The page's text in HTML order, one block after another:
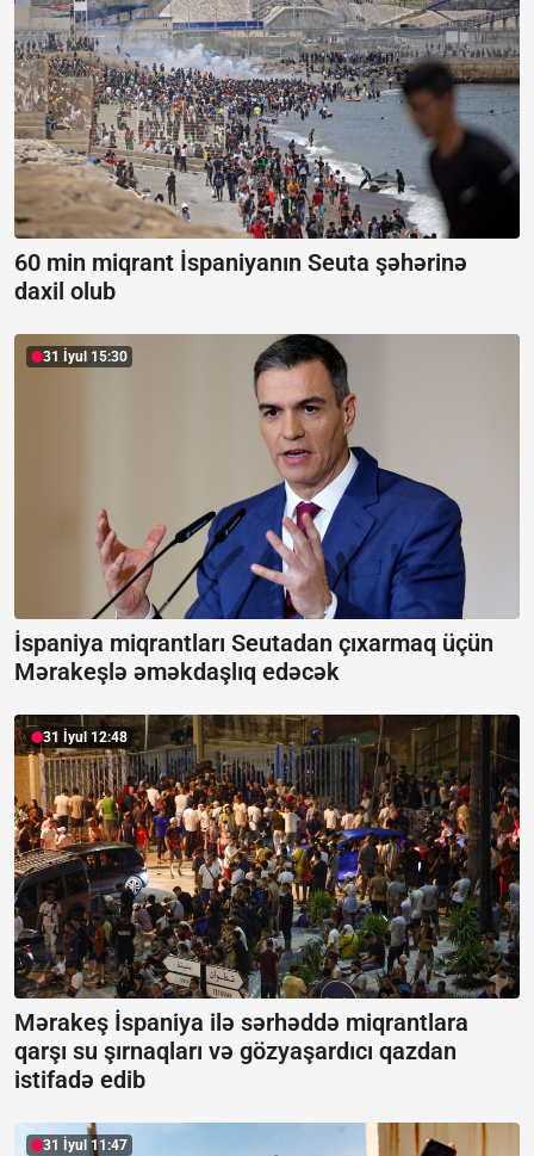
60 min miqrant İspaniyanın Seuta şəhərinə
daxil olub
31 İyul 15:30
İspaniya miqrantları Seutadan çıxarmaq üçün
Mərakeşlə əməkdaşlıq edəcək
31 İyul 12:48
Mərakeş İspaniya ilə sərhəddə miqrantlara
qarşı su şırnaqları və gözyaşardıcı qazdan
istifadə edib
31 İyul 11:47